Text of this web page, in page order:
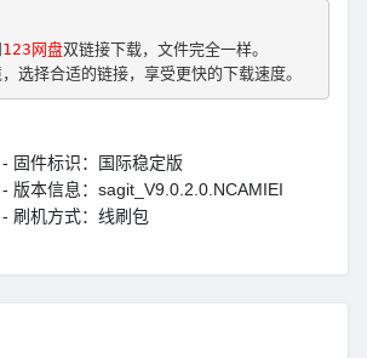
123网盘双链接下载，文件完全一样。
选择合适的链接，享受更快的下载速度。
固件标识：国际稳定版
版本信息：sagit_V9.0.2.0.NCAMIEI
刷机方式：线刷包